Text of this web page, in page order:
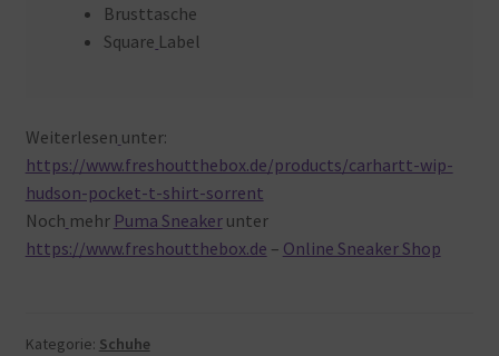
Brusttasche
Square Label
Weiterlesen unter:
https://www.freshoutthebox.de/products/carhartt-wip-
hudson-pocket-t-shirt-sorrent
Noch mehr Puma Sneakerunter
https://www.freshoutthebox.de – Online Sneaker Shop
Kategorie: Schuhe